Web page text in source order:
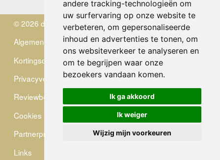
andere tracking-technologieën om
uw surfervaring op onze website te
verbeteren, om gepersonaliseerde
inhoud en advertenties te tonen, om
ons websiteverkeer te analyseren en
om te begrijpen waar onze
bezoekers vandaan komen.
Ik ga akkoord
Ik weiger
Wijzig mijn voorkeuren
© 2026 de Zwerver
Algemene Voorwaarden
Kortingscode
Privacyverklaring
Reviewbeleid
Cookies
Partnerprogramma
Links